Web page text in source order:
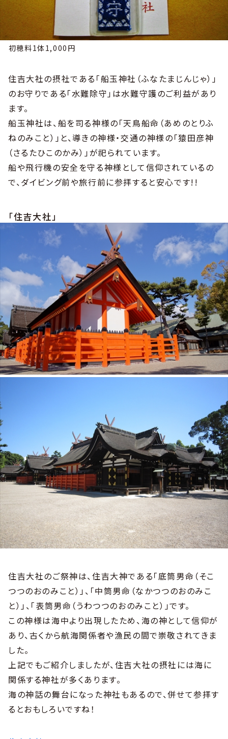
初穂料1体1,000円
住吉大社の摂社である「船玉神社（ふなたまじんじゃ）」
のお守りである「水難除守」は水難守護のご利益があり
ます。
船玉神社は、船を司る神様の「天鳥船命（あめのとりふ
ねのみこと）」と、導きの神様・交通の神様の「猿田彦神
（さるたひこのかみ）」が祀られています。
船や飛行機の安全を守る神様として信仰されているの
で、ダイビング前や旅行前に参拝すると安心です!!
「住吉大社」
住吉大社のご祭神は、住吉大神である「底筒男命（そこ
つつのおのみこと）」、「中筒男命（なかつつのおのみこ
と）」、「表筒男命（うわつつのおのみこと）」です。
この神様は海中より出現したため、海の神として信仰が
あり、古くから航海関係者や漁民の間で崇敬されてきま
した。
上記でもご紹介しましたが、住吉大社の摂社には海に
関係する神社が多くあります。
海の神話の舞台になった神社もあるので、併せて参拝す
るとおもしろいですね！